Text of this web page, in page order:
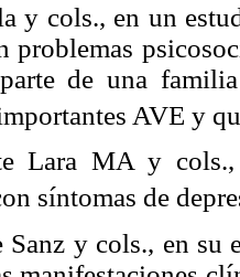
y cols., en un
problemas
de una
AVE y
Lara MA y cols.,
síntomas de
Sanz y cols., en su